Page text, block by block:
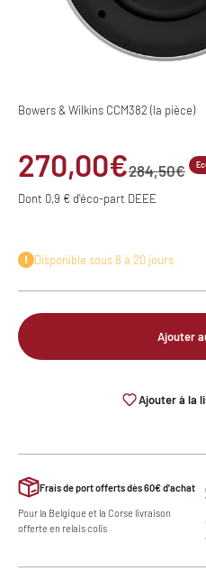
Bowers & Wilkins CCM382 (la pièce)
Prix de vente
270,00€Prix normal
284,50€
Dont 0,9 € d'éco-part DEEE
Disponible sous 8 à 20 jours
Ajouter
Ajouter à la
Frais de port offerts dès 60€ d'achat
Pour la Belgique et la Corse livraison
offerte en relais colis